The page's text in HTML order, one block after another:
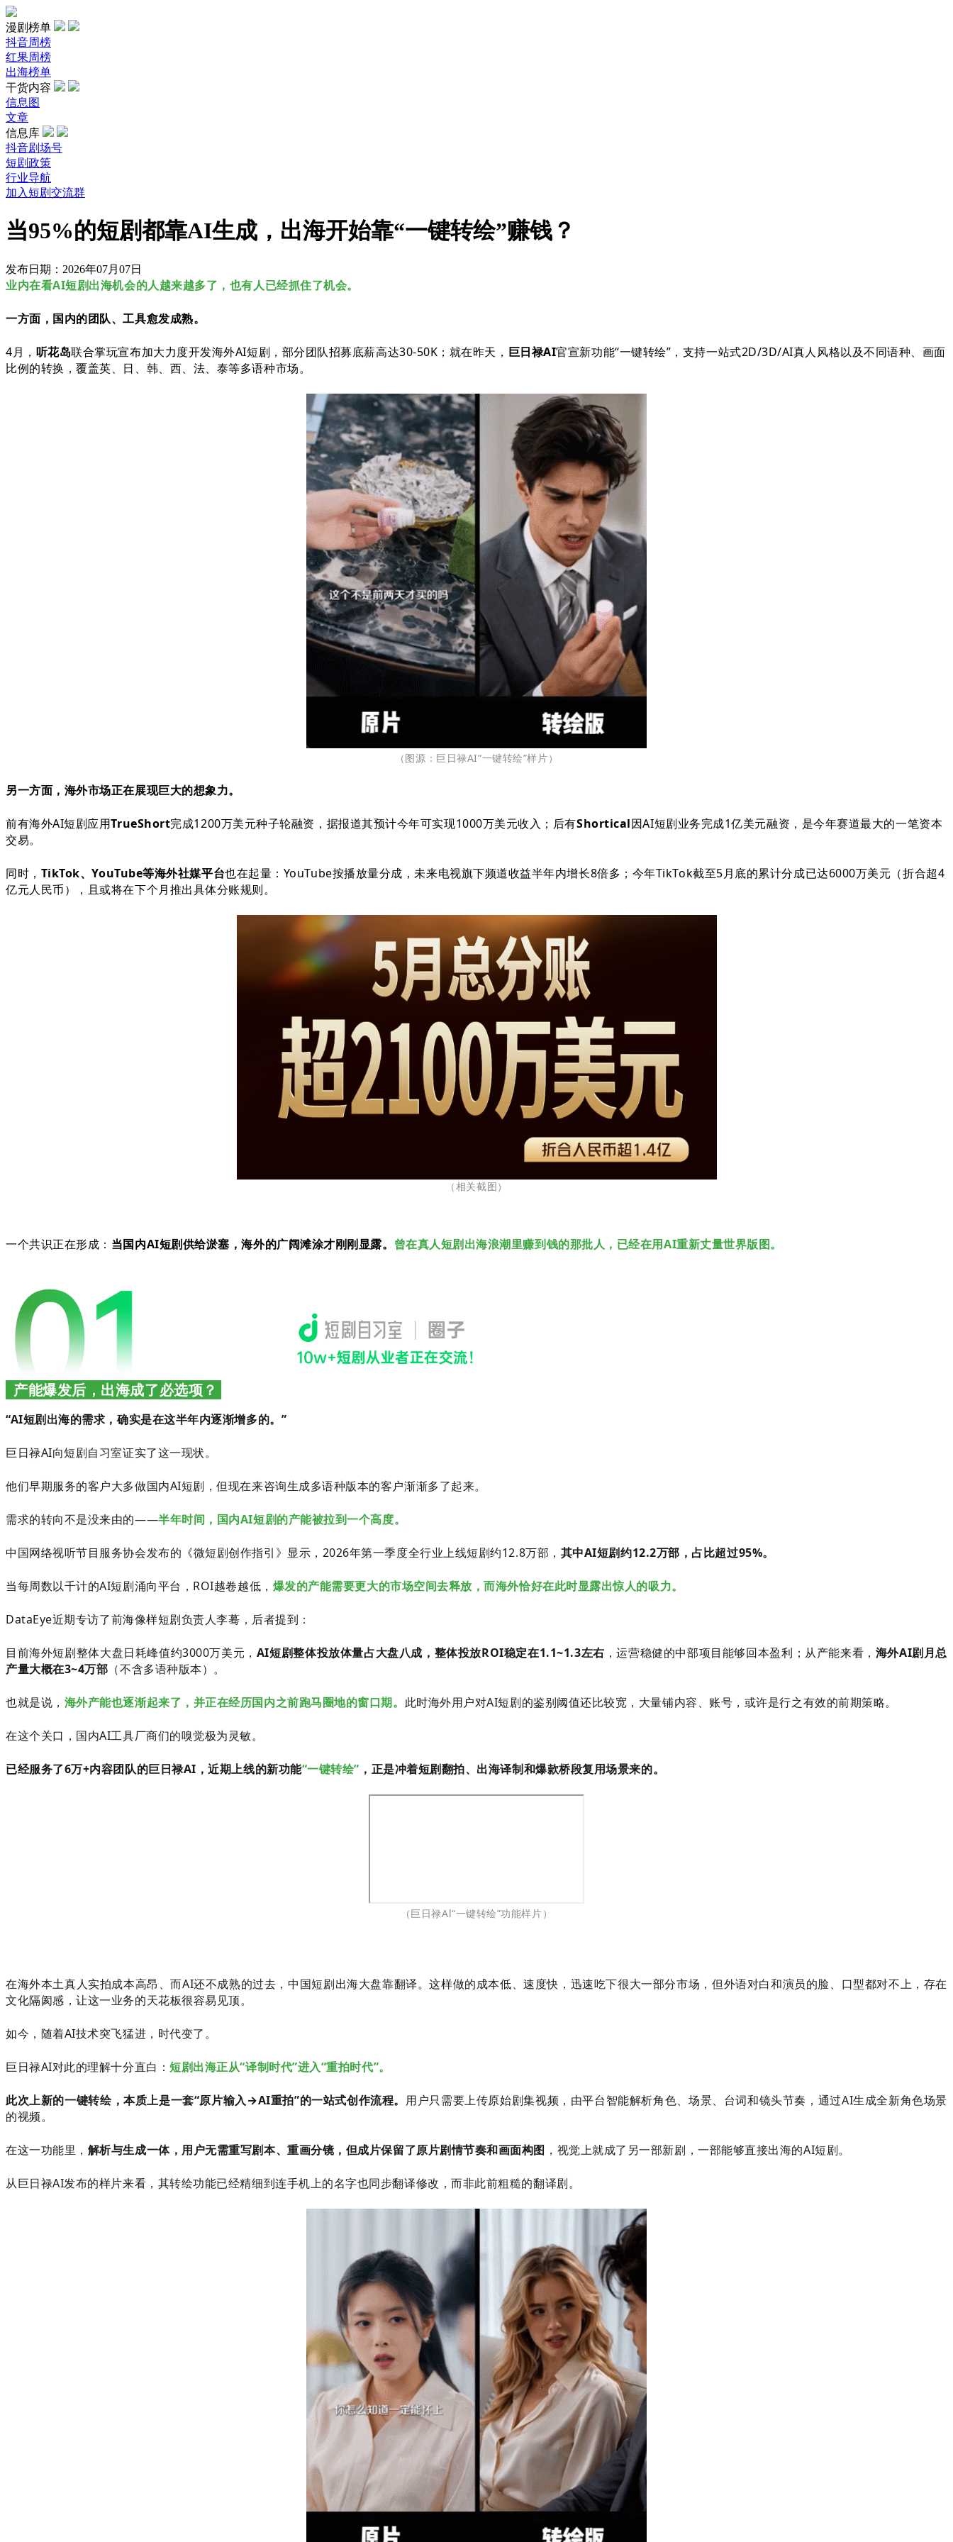
漫剧榜单
抖音周榜
红果周榜
出海榜单
干货内容
信息图
文章
信息库
抖音剧场号
短剧政策
行业导航
加入短剧交流群
当95%的短剧都靠AI生成，出海开始靠“一键转绘”赚钱？
发布日期：2026年07月07日
业内在看AI短剧出海机会的人越来越多了，也有人已经抓住了机会。
一方面，国内的团队、工具愈发成熟。
4月， 听花岛联合掌玩宣布加大力度开发海外AI短剧，部分团队招募底薪高达30-50K；就在昨天， 巨日禄AI官宣新功能“一键转绘”， 支持一站式2D/3D/AI真人风格以及不同语种、画面
比例的转换 ，覆盖英、日、韩、西、法、泰等多语种市场。
（图源：巨日禄AI“一键转绘”样片）
另一方面，海外市场正在展现巨大的想象力。
前有海外AI短剧应用TrueShort完成1200万美元种子轮融资，据报道其预计今年可实现1000万美元收入；后有Shortical因AI短剧业务完成1亿美元融资，是今年赛道最大的一笔资本
交易。
同时， TikTok、YouTube等海外社媒平台也在起量：YouTube按播放量分成，未来电视旗下频道收益半年内增长8倍多 ；今年TikTok截至5月底的累计分成已达6000万美元（折合超4
亿元人民币）
，且或将在下个月推出具体分账规则。
（相关截图）
一个共识正在形成： 当国内AI短剧供给淤塞，海外的广阔滩涂才刚刚显露。 曾在真人短剧出海浪潮里赚到钱的那批人，已经在用AI重新丈量世界版图。
产能爆发后，出海成了必选项？
“AI短剧出海的需求，确实是在这半年内逐渐增多的。”
巨日禄AI向短剧自习室证实了这一现状。
他们早期服务的客户大多做国内AI短剧，但现在来咨询生成多语种版本的客户渐渐多了起来。
需求的转向不是没来由的——半年时间， 国内AI短剧的产能被拉到一个高度。
中国网络视听节目服务协会发布的《微短剧创作指引》显示，2026年第一季度全行业上线短剧约12.8万部， 其中AI短剧约12.2万部，占比超过95%。
当每周数以千计的AI短剧涌向平台，ROI越卷越低， 爆发的产能需要更大的市场空间去释放，而海外恰好在此时显露出惊人的吸力。
DataEye近期专访了前海像样短剧负责人李蓦，后者提到：
目前海外短剧整体大盘日耗峰值约3000万美元， AI短剧整体投放体量占大盘八成，整体投放ROI稳定在1.1~1.3左右 ，运营稳健的中部项目能够回本盈利；从产能来看， 海外AI剧月总
产量大概在3~4万部 （不含多语种版本）。
也就是说， 海外产能也逐渐起来了，并正在经历国内之前跑马圈地的窗口期。 此时海外用户对AI短剧的鉴别阈值还比较宽，大量铺内容、账号，或许是行之有效的前期策略。
在这个关口，国内AI工具厂商们的嗅觉极为灵敏。
已经服务了6万+内容团队的巨日禄AI，近期上线的新功能“一键转绘” ，正是冲着短剧翻拍、出海译制和爆款桥段复用场景来的。
（巨日禄Al“一键转绘”功能样片）
在海外本土真人实拍成本高昂、而AI还不成熟的过去，中国短剧出海大盘靠翻译。这样做的成本低、速度快，迅速吃下很大一部分市场，但外语对白和演员的脸、口型都对不上，存在
文化隔阂感，让这一业务的天花板很容易见顶。
如今，随着AI技术突飞猛进，时代变了。
巨日禄AI对此的理解十分直白：短剧出海正从“译制时代”进入“重拍时代”。
此次上新的一键转绘，本质上是一套“原片输入→AI重拍”的一站式创作流程。 用户只需要上传原始剧集视频，由平台智能解析角色、场景、台词和镜头节奏，通过AI生成全新角色场景
的视频。
在这一功能里， 解析与生成一体，用户无需重写剧本、重画分镜，但成片保留了原片剧情节奏和画面构图 ，视觉上就成了另一部新剧，一部能够直接出海的AI短剧。
从巨日禄AI发布的样片来看，其转绘功能已经精细到连手机上的名字也同步翻译修改，而非此前粗糙的翻译剧。